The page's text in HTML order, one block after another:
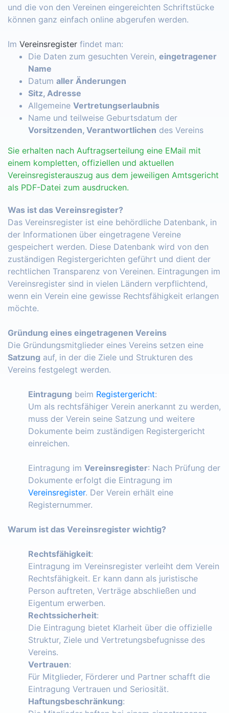
und die von den Vereinen eingereichten Schriftstücke
können ganz einfach online abgerufen werden.
Im Vereinsregister findet man:
Die Daten zum gesuchten Verein, eingetragener
Name
Datum aller Änderungen
Sitz, Adresse
Allgemeine Vertretungserlaubnis
Name und teilweise Geburtsdatum der
Vorsitzenden, Verantwortlichen des Vereins
Sie erhalten nach Auftragserteilung eine EMail mit
einem kompletten, offiziellen und aktuellen
Vereinsregisterauszug aus dem jeweiligen Amtsgericht
als PDF-Datei zum ausdrucken.
Was ist das Vereinsregister?
Das Vereinsregister ist eine behördliche Datenbank, in
der Informationen über eingetragene Vereine
gespeichert werden. Diese Datenbank wird von den
zuständigen Registergerichten geführt und dient der
rechtlichen Transparenz von Vereinen. Eintragungen im
Vereinsregister sind in vielen Ländern verpflichtend,
wenn ein Verein eine gewisse Rechtsfähigkeit erlangen
möchte.
Gründung eines eingetragenen Vereins
Die Gründungsmitglieder eines Vereins setzen eine
Satzung auf, in der die Ziele und Strukturen des
Vereins festgelegt werden.
Eintragung beim Registergericht:
Um als rechtsfähiger Verein anerkannt zu werden,
muss der Verein seine Satzung und weitere
Dokumente beim zuständigen Registergericht
einreichen.
Eintragung im Vereinsregister: Nach Prüfung der
Dokumente erfolgt die Eintragung im
Vereinsregister. Der Verein erhält eine
Registernummer.
Warum ist das Vereinsregister wichtig?
Rechtsfähigkeit:
Eintragung im Vereinsregister verleiht dem Verein
Rechtsfähigkeit. Er kann dann als juristische
Person auftreten, Verträge abschließen und
Eigentum erwerben.
Rechtssicherheit:
Die Eintragung bietet Klarheit über die offizielle
Struktur, Ziele und Vertretungsbefugnisse des
Vereins.
Vertrauen:
Für Mitglieder, Förderer und Partner schafft die
Eintragung Vertrauen und Seriosität.
Haftungsbeschränkung: